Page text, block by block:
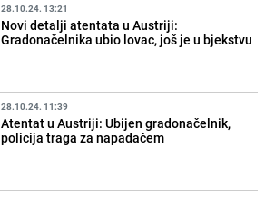
28.10.24. 13:21
Novi detalji atentata u Austriji:
Gradonačelnika ubio lovac, još je u bjekstvu
28.10.24. 11:39
Atentat u Austriji: Ubijen gradonačelnik,
policija traga za napadačem